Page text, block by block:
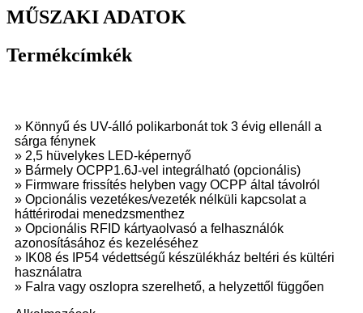
MŰSZAKI ADATOK
Termékcímkék
» Könnyű és UV-álló polikarbonát tok 3 évig ellenáll a
sárga fénynek
» 2,5 hüvelykes LED-képernyő
» Bármely OCPP1.6J-vel integrálható (opcionális)
» Firmware frissítés helyben vagy OCPP által távolról
» Opcionális vezetékes/vezeték nélküli kapcsolat a
háttérirodai menedzsmenthez
» Opcionális RFID kártyaolvasó a felhasználók
azonosításához és kezeléséhez
» IK08 és IP54 védettségű készülékház beltéri és kültéri
használatra
» Falra vagy oszlopra szerelhető, a helyzettől függően